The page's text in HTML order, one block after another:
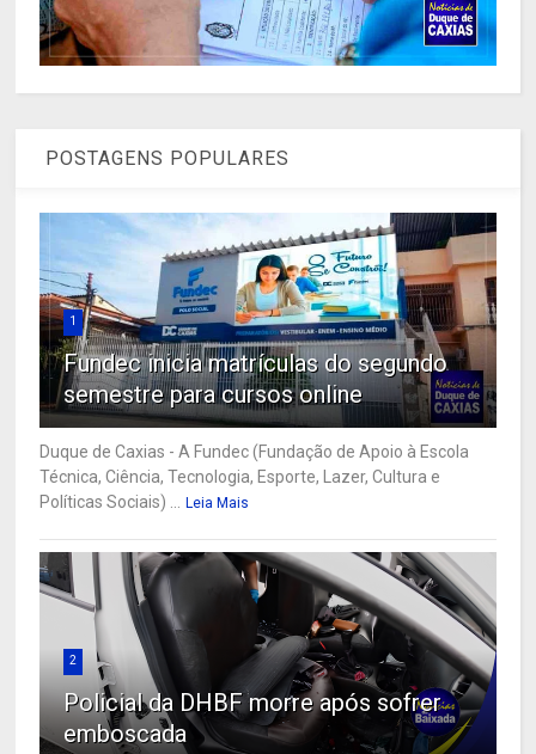
POSTAGENS POPULARES
1
Fundec inicia matrículas do segundo
semestre para cursos online
Duque de Caxias - A Fundec (Fundação de Apoio à Escola
Técnica, Ciência, Tecnologia, Esporte, Lazer, Cultura e
Políticas Sociais) ...
Leia Mais
2
Policial da DHBF morre após sofrer
emboscada